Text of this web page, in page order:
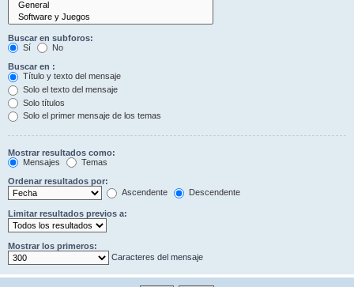
Buscar en subforos:
Sí
No
Buscar en :
Título y texto del mensaje
Solo el texto del mensaje
Solo títulos
Solo el primer mensaje de los temas
Mostrar resultados como:
Mensajes
Temas
Ordenar resultados por:
Ascendente
Descendente
Limitar resultados previos a:
Mostrar los primeros:
Caracteres del mensaje